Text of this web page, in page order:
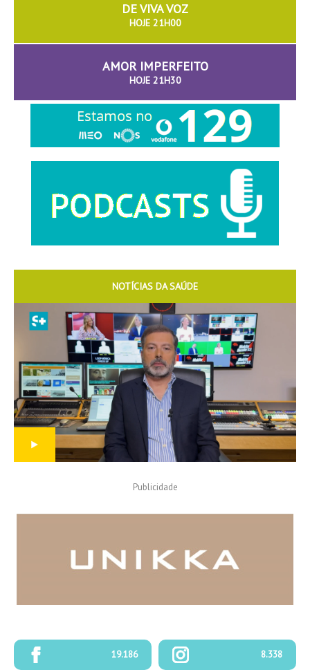
DE VIVA VOZ
HOJE 21H00
AMOR IMPERFEITO
HOJE 21H30
NOTÍCIAS DA SAÚDE
Publicidade
PROGRAMAÇÃO19.186 8.338